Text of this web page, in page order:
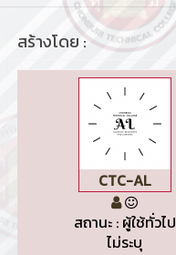
สร้างโดย :
CTC-AL
สถานะ : ผู้ใช้ทั่วไป
ไม่ระบุ